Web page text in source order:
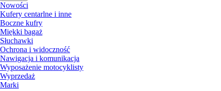
Nowości
Kufery centarlne i inne
Boczne kufry
Miękki bagaż
Słuchawki
Ochrona i widoczność
Nawigacja i komunikacja
Wyposażenie motocyklisty
Wyprzedaż
Marki